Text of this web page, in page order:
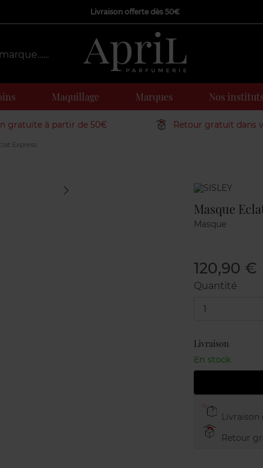
Livraison offerte dès 50€
Maquillage Marques Nos instituts
gratuite à partir de 50€ Retour gratuit dans
Express
Marque
Masque
Masque
120,90 €
Quantité
1
Livraison
En stock
Retour